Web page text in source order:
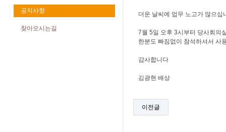
공지사항
찾아오시는길
더운 날씨에 업무 노고가 많으십
7월 5일 오후 3시부터 당사회의
한분도 빠짐없이 참석하셔서 사
감사합니다
김광현 배상
이전글